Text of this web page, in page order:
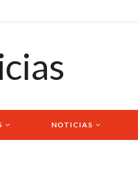
NOTICIAS